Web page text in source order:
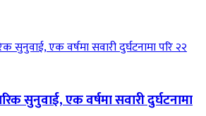
सुनुवाई, एक वर्षमा सवारी दुर्घटनामा